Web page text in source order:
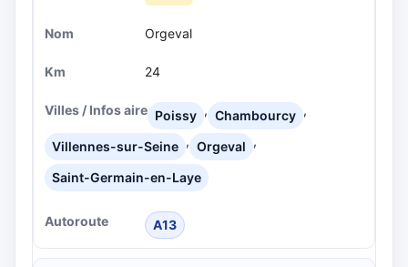
Orgeval
24
Poissy , Chambourcy ,
Villennes-sur-Seine , Orgeval ,
Saint-Germain-en-Laye
A13